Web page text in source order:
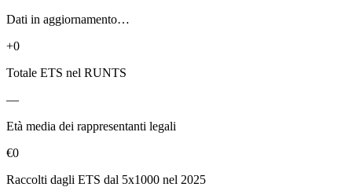
Dati in aggiornamento…
+0
Totale ETS nel RUNTS
—
Età media dei rappresentanti legali
€0
Raccolti dagli ETS dal 5x1000 nel 2025